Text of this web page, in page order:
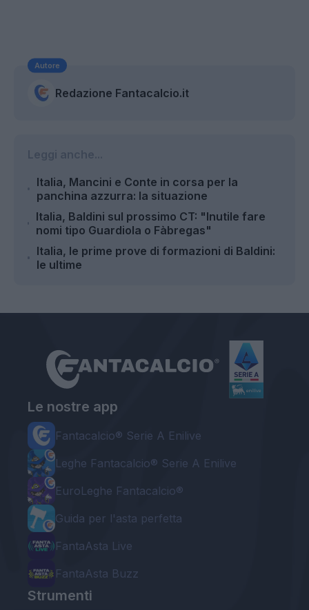
Autore
Redazione Fantacalcio.it
Italia, Mancini e Conte in corsa per la
panchina azzurra: la situazione
Italia, Baldini sul prossimo CT: "Inutile fare
nomi tipo Guardiola o Fàbregas"
Italia, le prime prove di formazioni di Baldini:
le ultime
Le nostre app
Fantacalcio® Serie A Enilive
Leghe Fantacalcio® Serie A Enilive
EuroLeghe Fantacalcio®
Guida per l'asta perfetta
FantaAsta Live
FantaAsta Buzz
Strumenti